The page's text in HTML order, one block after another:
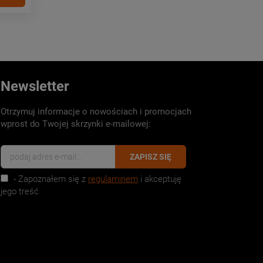
Newsletter
Otrzymuj informacje o nowościach i promocjach
wprost do Twojej skrzynki e-mailowej:
ZAPISZ SIĘ
- Zapoznałem się z regulaminem i akceptuję
jego treść